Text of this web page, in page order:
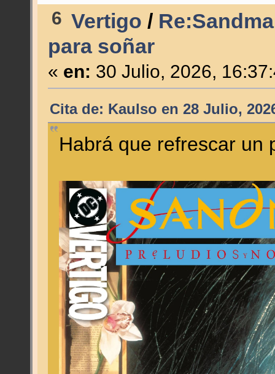
6 Vertigo /
para soñar
« en: 30 Julio, 2026,
Cita de: Kaulso en 28 Julio,
Habrá que refrescar